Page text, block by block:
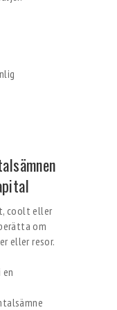
coolt eller
om
eller resor.
en